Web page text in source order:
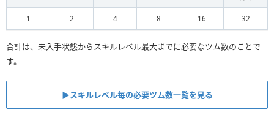
1 2 4 8 16 32
合計は、未入手状態からスキルレベル最大までに必要なツム数のことで
す。
▶スキルレベル毎の必要ツム数一覧を見る